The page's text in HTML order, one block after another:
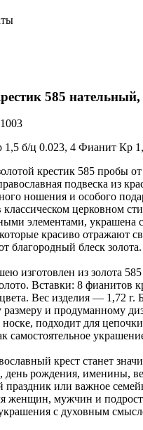
585
б/ц 0.023, 4 Фианит Кр
крестик 585 пробы
подвеска из
ношения и особого
церковном
элементами, украшена
красиво отражают
благородный блеск золота.
изготовлен из золота
Вставки: 8 фианитов
Вес изделия — 1,72 г.
размеру и продуманному
подходит для
самостоятельное
крест станет
день рождения, именины,
праздник или важное
женщин, мужчин и
с духовным